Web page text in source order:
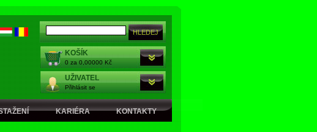
KOŠÍK
0 za 0,00000 Kč
UŽIVATEL
Přihlásit se
KARIÉRA KONTAKTY